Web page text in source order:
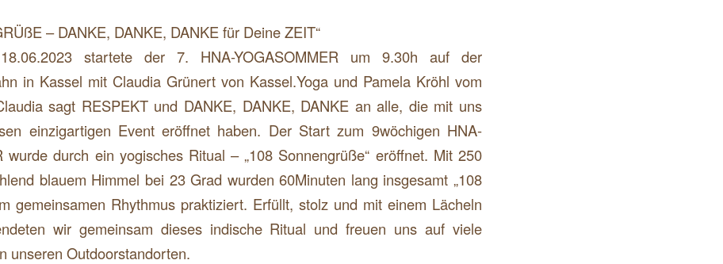
– DANKE, DANKE, DANKE für Deine ZEIT“
startete der 7. HNA-YOGASOMMER um 9.30h auf der
in Kassel mit Claudia Grünert von Kassel.Yoga und Pamela Kröhl vom
sagt RESPEKT und DANKE, DANKE, DANKE an alle, die mit uns
einzigartigen Event eröffnet haben. Der Start zum 9wöchigen HNA-
wurde durch ein yogisches Ritual – „108 Sonnengrüße“ eröffnet. Mit 250
blauem Himmel bei 23 Grad wurden 60Minuten lang insgesamt „108
gemeinsamen Rhythmus praktiziert. Erfüllt, stolz und mit einem Lächeln
wir gemeinsam dieses indische Ritual und freuen uns auf viele
unseren Outdoorstandorten.